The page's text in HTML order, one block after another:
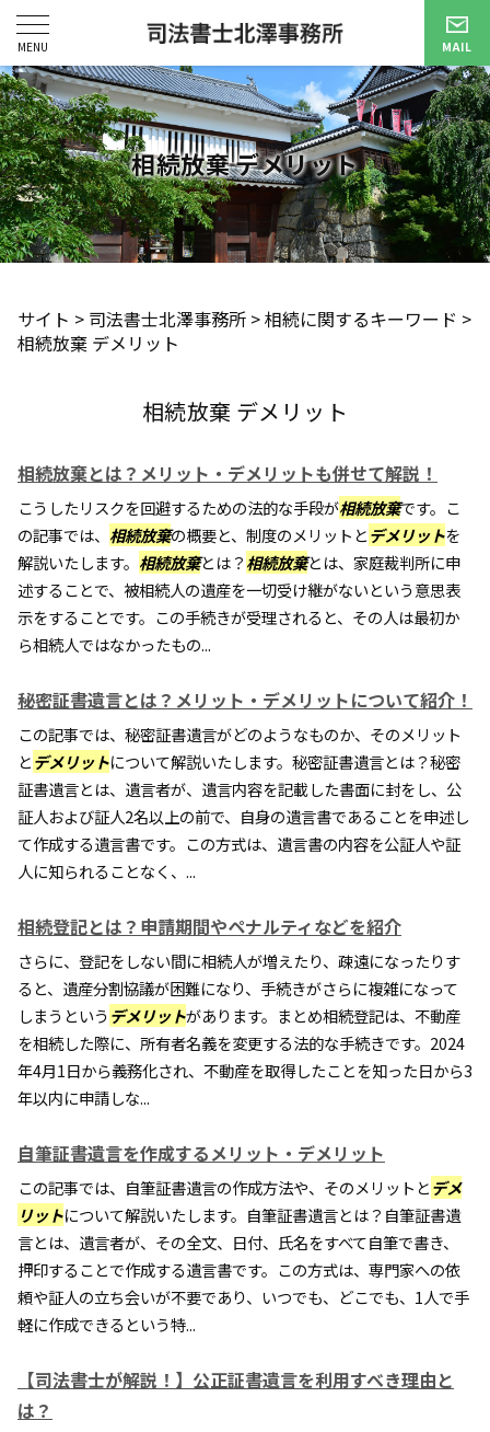
相続放棄 デメリット
サイト > 司法書士北澤事務所 >相続に関するキーワード >
相続放棄 デメリット
相続放棄 デメリット
相続放棄とは？メリット・デメリットも併せて解説！
こうしたリスクを回避するための法的な手段が相続放棄です。こ
の記事では、 相続放棄の概要と、制度のメリットとデメリットを
解説いたします。 相続放棄とは？相続放棄とは、家庭裁判所に申
述することで、被相続人の遺産を一切受け継がないという意思表
示をすることです。この手続きが受理されると、その人は最初か
ら相続人ではなかったもの...
秘密証書遺言とは？メリット・デメリットについて紹介！
この記事では、秘密証書遺言がどのようなものか、そのメリット
とデメリットについて解説いたします。秘密証書遺言とは？秘密
証書遺言とは、遺言者が、遺言内容を記載した書面に封をし、公
証人および証人2名以上の前で、自身の遺言書であることを申述し
て作成する遺言書です。この方式は、遺言書の内容を公証人や証
人に知られることなく、...
相続登記とは？申請期間やペナルティなどを紹介
さらに、登記をしない間に相続人が増えたり、疎遠になったりす
ると、遺産分割協議が困難になり、手続きがさらに複雑になって
しまうというデメリットがあります。まとめ相続登記は、不動産
を相続した際に、所有者名義を変更する法的な手続きです。2024
年4月1日から義務化され、不動産を取得したことを知った日から3
年以内に申請しな...
自筆証書遺言を作成するメリット・デメリット
この記事では、自筆証書遺言の作成方法や、そのメリットとデメ
リットについて解説いたします。自筆証書遺言とは？自筆証書遺
言とは、遺言者が、その全文、日付、氏名をすべて自筆で書き、
押印することで作成する遺言書です。この方式は、専門家への依
頼や証人の立ち会いが不要であり、いつでも、どこでも、1人で手
軽に作成できるという特...
【司法書士が解説！】公正証書遺言を利用すべき理由と
は？